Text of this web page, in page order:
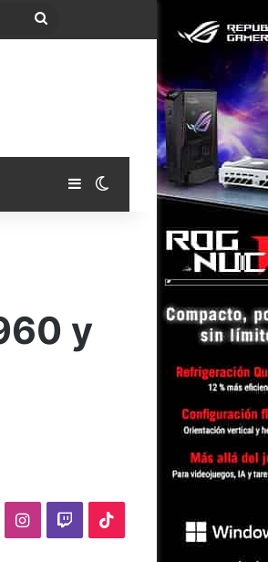
Buscar
Barra lateral
Switch skin
y
Instagram
TwitchTikTok